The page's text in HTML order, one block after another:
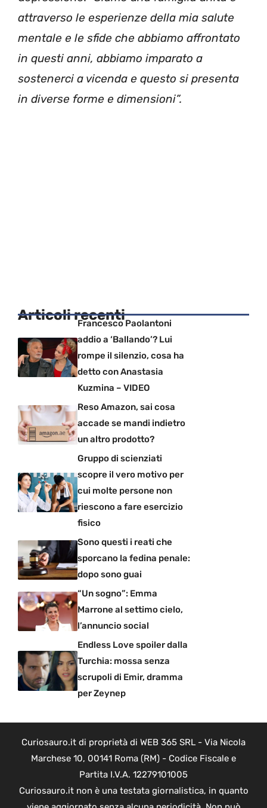
attraverso le esperienze della mia salute
mentale e le sfide che abbiamo affrontato
in questi anni, abbiamo imparato a
sostenerci a vicenda e questo si presenta
in diverse forme e dimensioni”.
Articoli recentiFrancesco Paolantoni
addio a ‘Ballando’? Lui
rompe il silenzio, cosa ha
detto con Anastasia
Kuzmina – VIDEO
Reso Amazon, sai cosa
accade se mandi indietro
un altro prodotto?
Gruppo di scienziati
scopre il vero motivo per
cui molte persone non
riescono a fare esercizio
fisico
Sono questi i reati che
sporcano la fedina penale:
dopo sono guai
“Un sogno”: Emma
Marrone al settimo cielo,
l’annuncio social
Endless Love spoiler dalla
Turchia: mossa senza
scrupoli di Emir, dramma
per Zeynep
Curiosauro.it di proprietà di WEB 365 SRL - Via Nicola
Marchese 10, 00141 Roma (RM) - Codice Fiscale e
Partita I.V.A. 12279101005
Curiosauro.it non è una testata giornalistica, in quanto